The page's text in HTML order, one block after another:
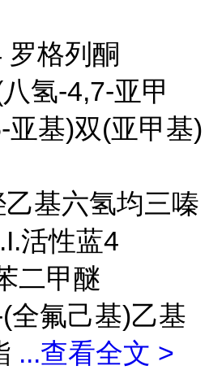
罗格列酮
氢-4,7-亚甲
亚基)双(亚甲基)
基六氢均三嗪
活性蓝4
二甲醚
全氟己基)乙基
...查看全文 >